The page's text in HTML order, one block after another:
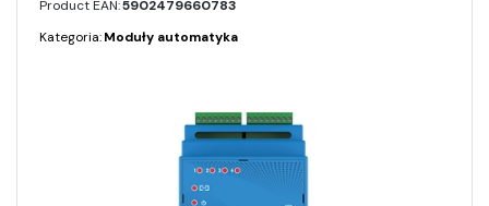
Product EAN:5902479660783
Kategoria:Moduły automatyka